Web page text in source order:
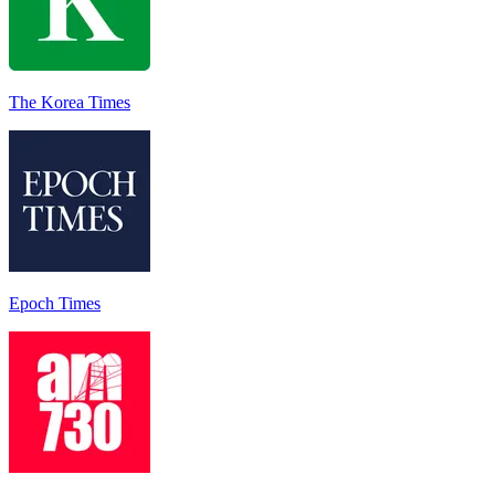
The Korea Times
Epoch Times